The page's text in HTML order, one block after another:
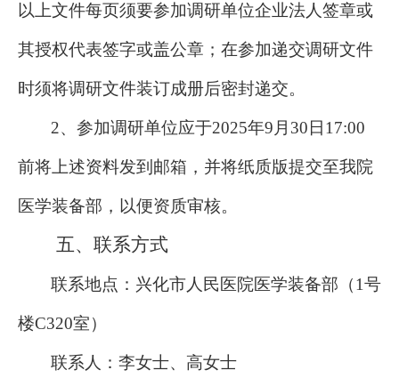
以上文件每页须要参加调研单位企业法人签章或
其授权代表签字或盖公章；在参加递交调研文件
时须将调研文件装订成册后密封递交。
2、 参加调研单位应于2025年9 月 30 日 17:00
前将上述资料发到邮箱，并将纸质版提交至我院
医学装备部，以便资质审核。
五、 联系方式
联系地点：兴化市人民医院医学装备部（1号
楼C320室）
联系人：李女士、 高女士